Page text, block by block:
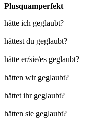
Plusquamperfekt
hätte ich geglaubt?
hättest du geglaubt?
hätte er/sie/es geglaubt?
hätten wir geglaubt?
hättet ihr geglaubt?
hätten sie geglaubt?